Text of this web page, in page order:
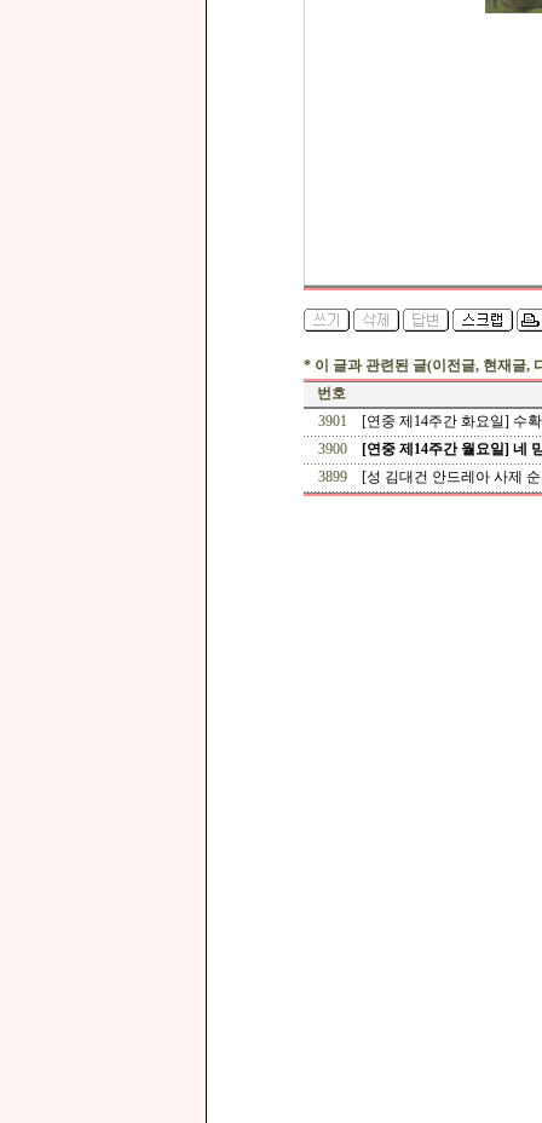
* 이 글과 관련된 글(이전글, 현재글,
번호
3901
[연중 제14주간 화요일] 수
3900
[연중 제14주간 월요일] 네
3899
[성 김대건 안드레아 사제